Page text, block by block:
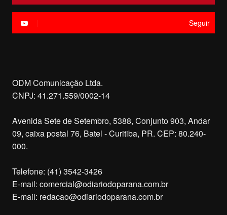
Seguir
ODM Comunicação Ltda.
CNPJ: 41.271.559/0002-14
Avenida Sete de Setembro, 5388, Conjunto 903, Andar
09, caixa postal 76, Batel - Curitiba, PR. CEP: 80.240-
000.
Telefone: (41) 3542-3426
E-mail: comercial@odiariodoparana.com.br
E-mail: redacao@odiariodoparana.com.br